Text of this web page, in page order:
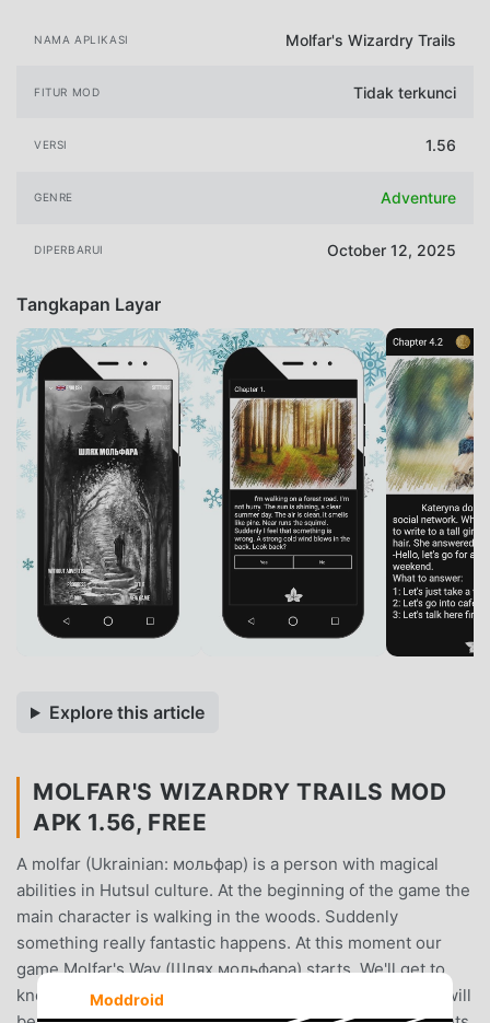
NAMA APLIKASI Molfar's Wizardry Trails
FITUR MOD Tidak terkunci
VERSI 1.56
GENRE Adventure
DIPERBARUI October 12, 2025
Tangkapan Layar
Explore this article
MOLFAR'S WIZARDRY TRAILS MOD
APK 1.56, FREE
A molfar (Ukrainian: мольфар) is a person with magical
abilities in Hutsul culture. At the beginning of the game the
main character is walking in the woods. Suddenly
something really fantastic happens. At this moment our
game Molfar's Way (Шлях мольфара) starts. We'll get to
know the hero, his experience and his life better.There will
Moddroid